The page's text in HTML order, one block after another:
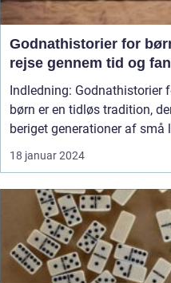
Godnathistorier for
rejse gennem tid og
Indledning: Godnathistorier
børn er en tidløs tradition,
beriget generationer af små
18 januar 2024